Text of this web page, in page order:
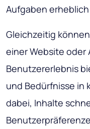
Aufgaben
Gleichzeitig
einer Website oder
Benutzererlebnis
und Bedürfnisse in
dabei, Inhalte